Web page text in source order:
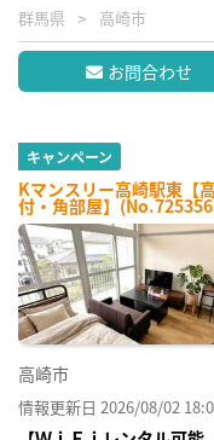
群馬県 高崎市
お問合わせ
キャンペーン
Kマンスリー高崎駅東【
付・角部屋】
高崎市
情報更新日 2026/08/02